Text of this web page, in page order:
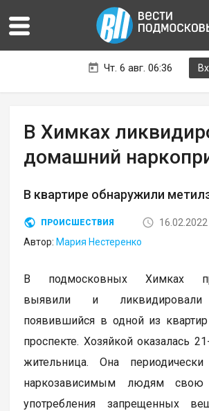
Чт. 6 авг. 06:36
В Химках
домашний
В квартире обнаружили
ПРОИСШЕСТВИЯ
Автор: Мария Нестеренко
В подмосковных Химках
выявили и ликвидировали
появившийся в одной из
проспекте. Хозяйкой оказалась
жительница. Она периодически
наркозависимым людям свою
употребления запрещенных